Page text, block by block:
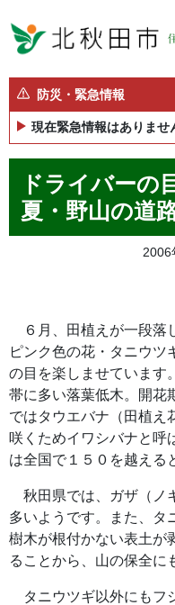
防災・緊急情報
現在緊急情報はありませ
ドライバーの
夏・野山の道
2006
６月、田植えが一段落
ピンク色の花・タニウツ
の目を楽しませています
帯に多い落葉低木。開花
ではタウエバナ（田植え
咲くためイワシバナと呼
は全国で１５０を越える
秋田県では、ガザ（ノ
多いようです。また、タ
樹木が根付かない表土が
ることから、山の保全に
タニウツギ以外にもフ